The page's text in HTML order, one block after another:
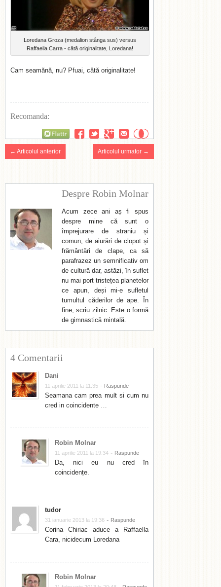
Loredana Groza (medalion stânga sus) versus
Raffaella Carra - câtă originalitate, Loredana!
Cam seamănă, nu? Pfuai, câtă originalitate!
Recomanda:
← Articolul anterior Articolul urmator →
Despre Robin Molnar
Acum zece ani aș fi spus
despre mine că sunt o
împrejurare de straniu și
comun, de aiurări de clopot și
frământări de clape, ca să
parafrazez un semnificativ om
de cultură dar, astăzi, în suflet
nu mai port tristețea planetelor
ce apun, deși mi-e sufletul
tumultul căderilor de ape. În
fine, scriu zilnic. Este o formă
de gimnastică mintală.
4 Comentarii
Dani
11 aprilie 2011 la 11:35 - Raspunde
Seamana cam prea mult si cum nu
cred in coincidente …
Robin Molnar
11 aprilie 2011 la 19:34 - Raspunde
Da, nici eu nu cred în
coincidențe.
tudor
31 ianuarie 2013 la 19:36 - Raspunde
Corina Chiriac aduce a Raffaella
Cara, nicidecum Loredana
Robin Molnar